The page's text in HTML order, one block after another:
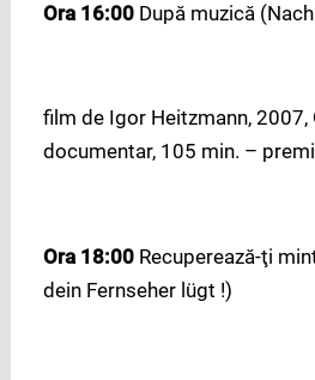
Ora 16:00 După muzică
film de Igor Heitzmann, 2007,
documentar, 105 min. –
Ora 18:00 Recuperează-ţi
dein Fernseher lügt !)